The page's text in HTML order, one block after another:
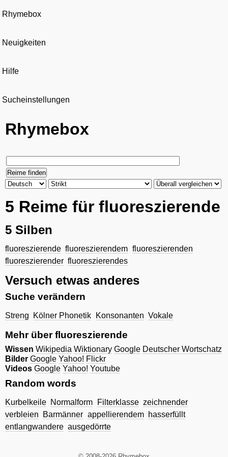
Rhymebox
Neuigkeiten
Hilfe
Sucheinstellungen
Rhymebox
5 Reime für fluoreszierende
5 Silben
fluoreszierende fluoreszierendem fluoreszierenden
fluoreszierender fluoreszierendes
Versuch etwas anderes
Suche verändern
Streng Kölner Phonetik Konsonanten Vokale
Mehr über fluoreszierende
Wissen Wikipedia Wiktionary Google Deutscher Wortschatz
Bilder Google Yahoo! Flickr
Videos Google Yahoo! Youtube
Random words
Kurbelkeile Normalform Filterklasse zeichnender
verbleien
Barmänner appellierendem hasserfüllt
entlangwandere ausgedörrte